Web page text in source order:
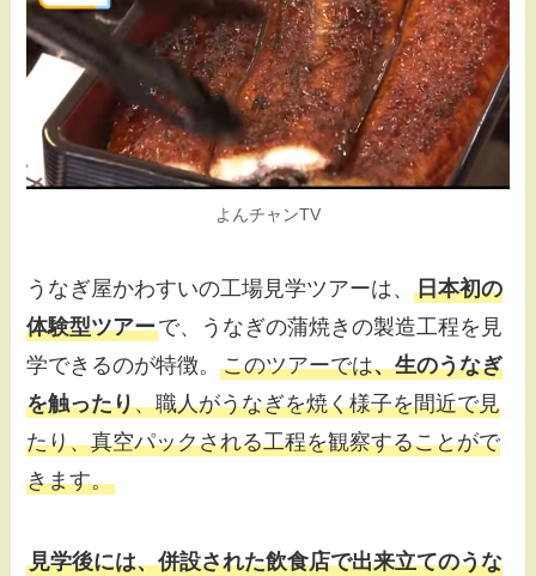
よんチャンTV
うなぎ屋かわすいの工場見学ツアーは、日本初の
体験型ツアーで、うなぎの蒲焼きの製造工程を見
学できるのが特徴。このツアーでは、生のうなぎ
を触ったり、職人がうなぎを焼く様子を間近で見
たり、真空パックされる工程を観察することがで
きます。
見学後には、併設された飲食店で出来立てのうな